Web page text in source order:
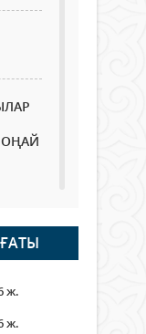
ОҢАЙ
ж.
ж.